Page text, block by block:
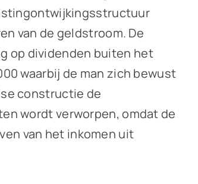
van de geldstroom. De
op dividenden buiten het
waarbij de man zich bewust
constructie de
wordt verworpen, omdat de
van het inkomen uit